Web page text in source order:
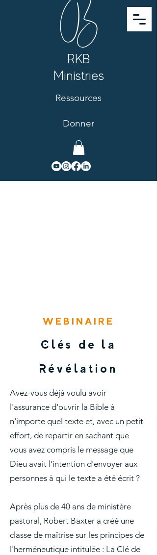
RKB
Ministries
Ressources
Donner
WEBINAIRE
Clés de la
Révélation
Avez-vous déjà voulu avoir
l'assurance d'ouvrir la Bible à
n'importe quel texte et, avec un petit
effort, de repartir en sachant que
vous avez compris le message que
Dieu avait l'intention d'envoyer aux
personnes à qui le texte a été écrit ?
Après plus de 40 ans de ministère
pastoral, Robert Baxter a créé une
classe de maîtrise sur les principes de
l'herméneutique intitulée : La Clé de